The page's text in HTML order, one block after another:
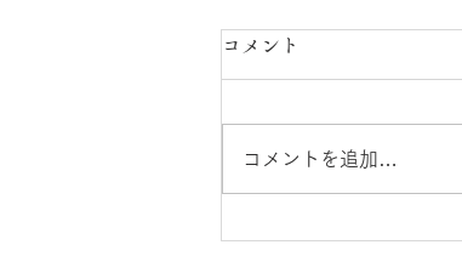
イヤシロチとエビデ
コメント
コメントを追加…